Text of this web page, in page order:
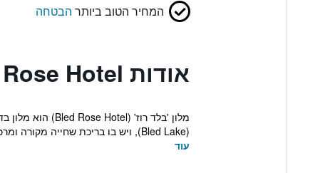
המחיר הטוב ביותר הבטחה
אודות Bled Rose Hotel
(Bled Lake), ויש בו בריכת שחייה מקורה ומרכז ספא. ...
עוד